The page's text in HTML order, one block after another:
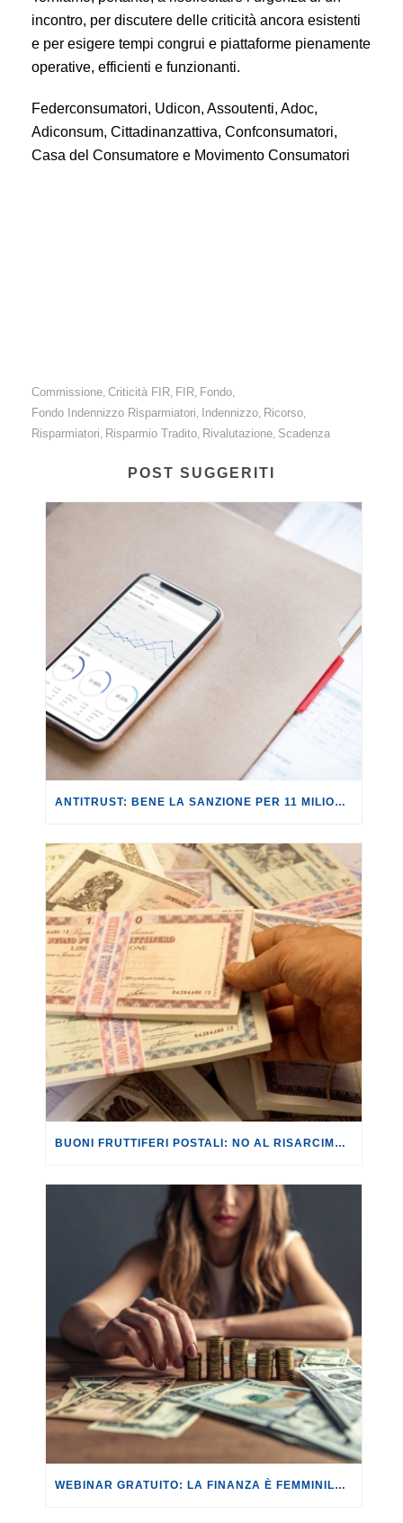
incontro, per discutere delle criticità ancora esistenti
e per esigere tempi congrui e piattaforme pienamente
operative, efficienti e funzionanti.
Federconsumatori, Udicon, Assoutenti, Adoc,
Adiconsum, Cittadinanzattiva, Confconsumatori,
Casa del Consumatore e Movimento Consumatori
Commissione, Criticità FIR, FIR, Fondo,
Fondo Indennizzo Risparmiatori, Indennizzo, Ricorso,
Risparmiatori, Risparmio Tradito, Rivalutazione, Scadenza
POST SUGGERITI
ANTITRUST: BENE LA SANZIONE PER 11 MILIONI A REVOLUT PER PUBBLICITÀ INGANNEVOLE.
BUONI FRUTTIFERI POSTALI: NO AL RISARCIMENTO PER I BUONI PRESCRITTI ANCHE IN MANCANZA DI UNA CORRETTA INFORMAZIONE DA PARTE DI POSTE.
WEBINAR GRATUITO: LA FINANZA È FEMMINILE. DISUGUAGLIANZE, OSTACOLI E DIRITTI NEGATI.